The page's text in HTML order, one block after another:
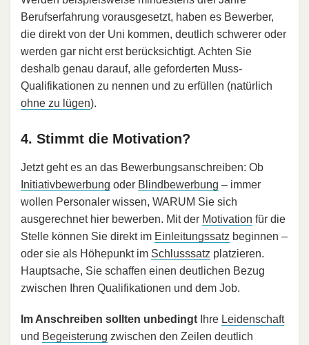
Berufserfahrung vorausgesetzt, haben es Bewerber,
die direkt von der Uni kommen, deutlich schwerer oder
werden gar nicht erst berücksichtigt. Achten Sie
deshalb genau darauf, alle geforderten Muss-
Qualifikationen zu nennen und zu erfüllen (natürlich
ohne zu lügen).
4. Stimmt die Motivation?
Jetzt geht es an das Bewerbungsanschreiben: Ob
Initiativbewerbung oder Blindbewerbung – immer
wollen Personaler wissen, WARUM Sie sich
ausgerechnet hier bewerben. Mit der Motivation für die
Stelle können Sie direkt im Einleitungssatz beginnen –
oder sie als Höhepunkt im Schlusssatz platzieren.
Hauptsache, Sie schaffen einen deutlichen Bezug
zwischen Ihren Qualifikationen und dem Job.
Im Anschreiben sollten unbedingt Ihre Leidenschaft
und Begeisterung zwischen den Zeilen deutlich